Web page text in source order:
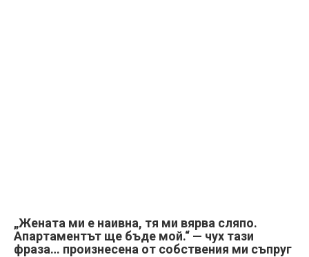
„Жената ми е наивна, тя ми вярва сляпо.
Апартаментът ще бъде мой.“ — чух тази
фраза… произнесена от собствения ми съпруг